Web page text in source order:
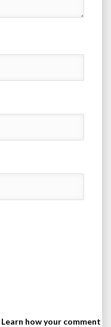
Learn how your comment